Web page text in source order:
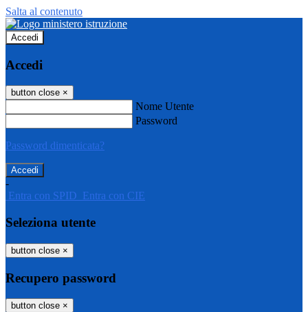
Salta al contenuto
Accedi
Accedi
button close ×
Nome Utente
Password
Password dimenticata?
-
Entra con SPID Entra con CIE
Seleziona utente
button close ×
Recupero password
button close ×